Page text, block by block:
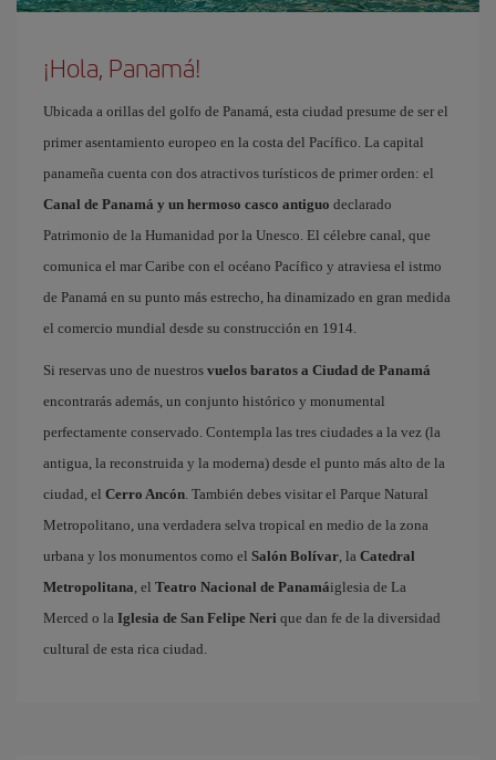
¡Hola, Panamá!
Ubicada a orillas del golfo de Panamá, esta ciudad presume de ser el
primer asentamiento europeo en la costa del Pacífico. La capital
panameña cuenta con dos atractivos turísticos de primer orden: el
Canal de Panamá y un hermoso casco antiguo declarado
Patrimonio de la Humanidad por la Unesco. El célebre canal, que
comunica el mar Caribe con el océano Pacífico y atraviesa el istmo
de Panamá en su punto más estrecho, ha dinamizado en gran medida
el comercio mundial desde su construcción en 1914.
Si reservas uno de nuestros vuelos baratos a Ciudad de Panamá
encontrarás además, un conjunto histórico y monumental
perfectamente conservado. Contempla las tres ciudades a la vez (la
antigua, la reconstruida y la moderna) desde el punto más alto de la
ciudad, el Cerro Ancón . También debes visitar el Parque Natural
Metropolitano, una verdadera selva tropical en medio de la zona
urbana y los monumentos como el Salón Bolívar , la Catedral
Metropolitana , el Teatro Nacional de Panamáiglesia de La
Merced o la Iglesia de San Felipe Neri que dan fe de la diversidad
cultural de esta rica ciudad.